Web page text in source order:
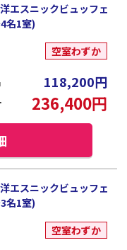
エスニックビュッフェ
名1室)
空室わずか
118,200円
236,400円
エスニックビュッフェ
名1室)
空室わずか